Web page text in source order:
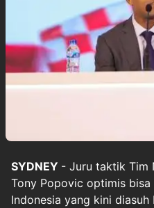
SYDNEY - Juru taktik Tim
Tony Popovic optimis bisa
Indonesia yang kini